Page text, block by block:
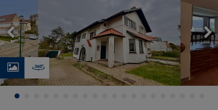
PhotosVirtual